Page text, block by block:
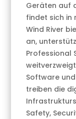
Geräten auf
findet sich in
Wind River
an,
Professional
Software
treiben die
Safety,